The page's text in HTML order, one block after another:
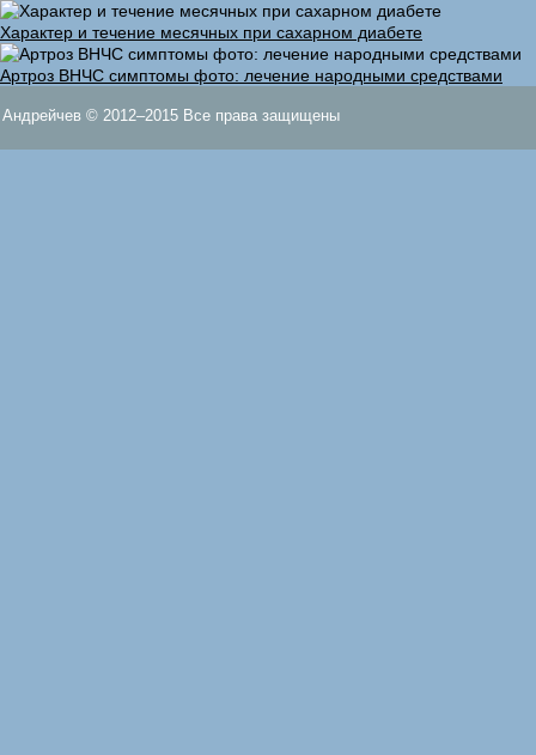
Характер и течение месячных при сахарном диабете
Артроз ВНЧС симптомы фото: лечение народными средствами
Андрейчев © 2012–2015 Все права защищены